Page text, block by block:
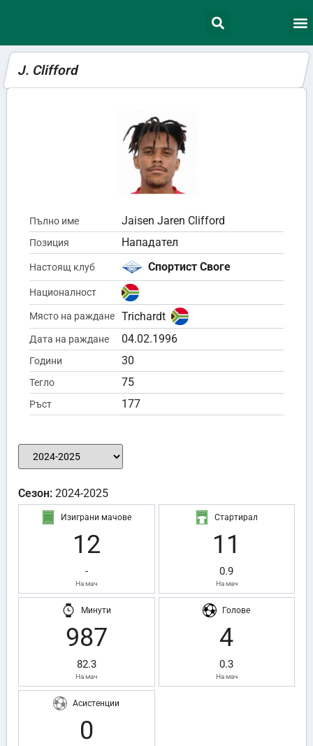
J. Clifford
Пълно име Jaisen Jaren Clifford
Позиция Нападател
Настоящ клуб Спортист Своге
Националност
Място на раждане Trichardt
Дата на раждане 04.02.1996
Години 30
Тегло 75
Ръст 177
Сезон: 2024-2025
Изиграни мачове
12
-
На мач
Стартирал
11
0.9
На мач
Минути
987
82.3
На мач
Голове
4
0.3
На мач
Асистенции
0